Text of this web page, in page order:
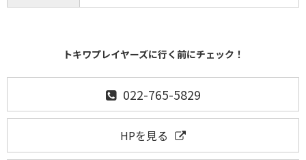
トキワプレイヤーズに行く前にチェック！
022-765-5829
HPを見る